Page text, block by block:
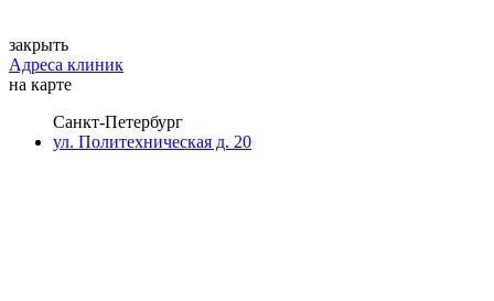
закрыть
Адреса клиник
на карте
Санкт-Петербург
ул. Политехническая д. 20